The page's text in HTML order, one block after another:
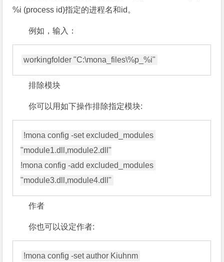
%i (process id)指定的进程名和id。
例如，输入：
排除模块
你可以用如下操作排除指定模块:
!mona config -set excluded_modules
"module1.dll,module2.dll"
!mona config -add excluded_modules
作者
你也可以设定作者: